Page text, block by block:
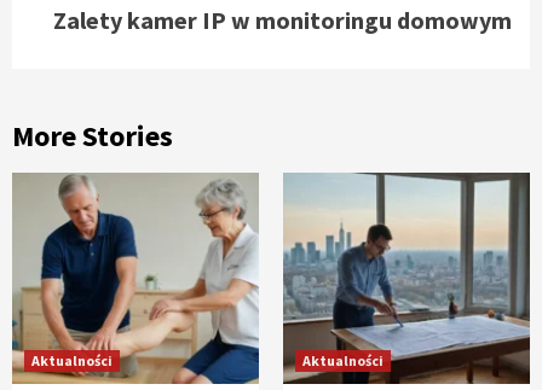
Zalety kamer IP w monitoringu domowym
More Stories
Aktualności Aktualności